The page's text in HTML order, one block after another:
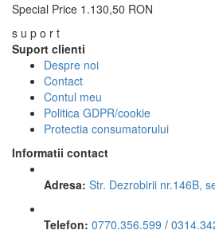
Special Price 1.130,50 RON
s u p o r t
Suport clienti
Despre noi
Contact
Contul meu
Politica GDPR/cookie
Protectia consumatorului
Informatii contact
Adresa: Str. Dezrobirii nr.146B,
Telefon: 0770.356.599 /